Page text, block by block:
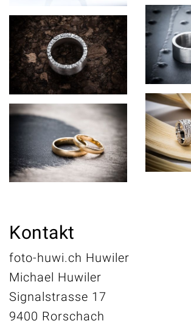
Kontakt
foto-huwi.ch Huwiler
Michael Huwiler
Signalstrasse 17
9400 Rorschach